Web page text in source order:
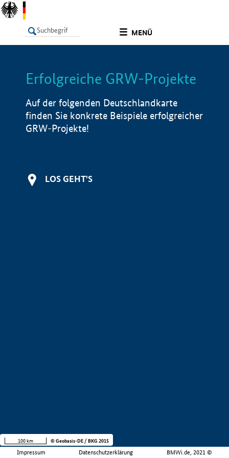
MENÜ
LISTE Info
Erfolgreiche GRW-Projekte
Auf der folgenden Deutschlandkarte
finden Sie konkrete Beispiele erfolgreicher
GRW-Projekte!
LOS GEHT'S
Impressum Datenschutzerklärung BMWi.de, 2021 ©
100 km © Geobasis-DE / BKG 2015